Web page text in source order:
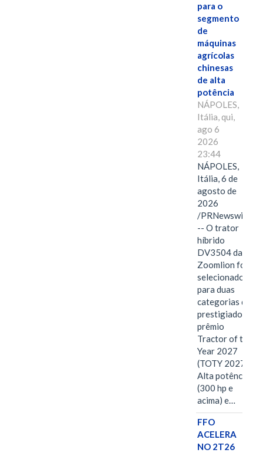
para o
segmento
de
máquinas
agrícolas
chinesas
de alta
potência
NÁPOLES,
Itália, qui,
ago 6
2026
23:44
NÁPOLES,
Itália, 6 de
agosto de
2026
/PRNewswire/
-- O trator
híbrido
DV3504 da
Zoomlion foi
selecionado
para duas
categorias do
prestigiado
prêmio
Tractor of the
Year 2027
(TOTY 2027:
Alta potência
(300 hp e
acima) e…
FFO
ACELERA
NO 2T26